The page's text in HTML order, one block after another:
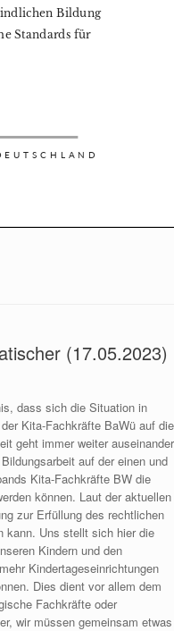
(17.05.2023)
dass sich die Situation in
Kita-Fachkräfte BaWü auf die
geht immer weiter
auf der einen und
Kita-Fachkräfte BW die
können. Laut der aktuellen
zur Erfüllung des rechtlichen
kann. Uns stellt sich hier die
Kindern und den
Kindertageseinrichtungen
Dies dient vor allem dem
Fachkräfte oder
wir müssen gemeinsam etwas